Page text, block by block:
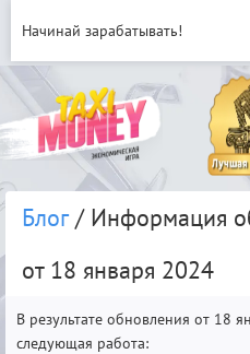
Начинай зарабатывать!
Блог/ Информация
от 18 января 2024
В результате обновления от 18
следующая работа: